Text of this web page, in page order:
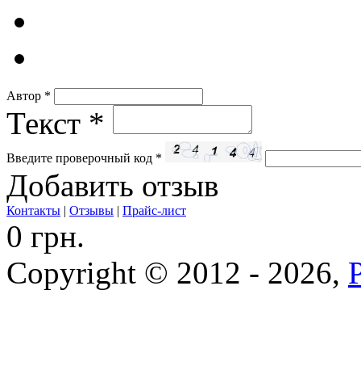
Автор *
Текст *
Введите проверочный код *
Добавить отзыв
Контакты | Отзывы | Прайс-лист
0 грн.
Copyright © 2012 - 2026,